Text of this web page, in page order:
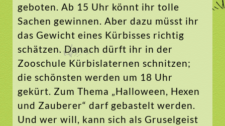
geboten. Ab 15 Uhr könnt ihr tolle
Sachen gewinnen. Aber dazu müsst ihr
das Gewicht eines Kürbisses richtig
schätzen. Danach dürft ihr in der
Zooschule Kürbislaternen schnitzen;
die schönsten werden um 18 Uhr
gekürt. Zum Thema „Halloween, Hexen
und Zauberer“ darf gebastelt werden.
Und wer will, kann sich als Gruselgeist